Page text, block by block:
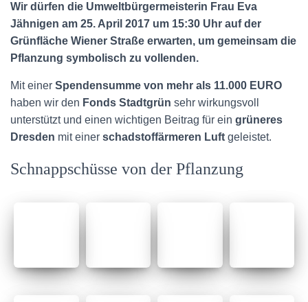
Wir dürfen die Umweltbürgermeisterin Frau Eva
Jähnigen am 25. April 2017 um 15:30 Uhr auf der
Grünfläche Wiener Straße erwarten, um gemeinsam die
Pflanzung symbolisch zu vollenden.
Mit einer Spendensumme von mehr als 11.000 EURO
haben wir den Fonds Stadtgrün sehr wirkungsvoll
unterstützt und einen wichtigen Beitrag für ein grüneres
Dresden mit einer schadstoffärmeren Luft geleistet.
Schnappschüsse von der Pflanzung